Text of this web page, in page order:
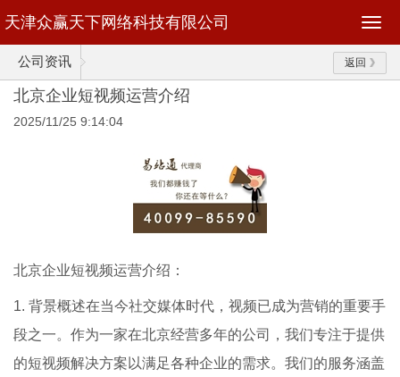
天津众赢天下网络科技有限公司
公司资讯 返回
北京企业短视频运营介绍
2025/11/25 9:14:04
北京企业短视频运营介绍：
1. 背景概述在当今社交媒体时代，视频已成为营销的重要手
段之一。作为一家在北京经营多年的公司，我们专注于提供
的短视频解决方案以满足各种企业的需求。我们的服务涵盖